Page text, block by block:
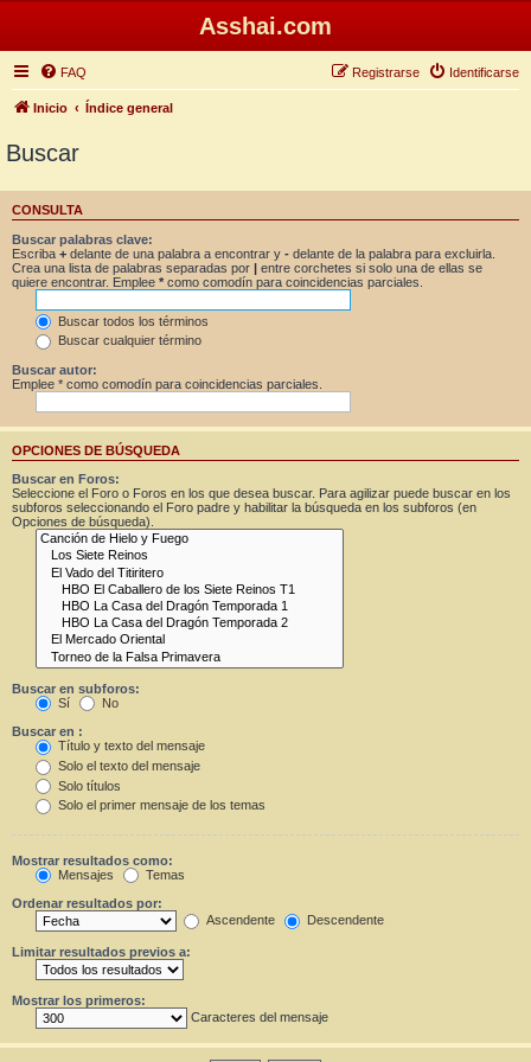
Asshai.com
FAQ Identificarse
Registrarse
Inicio Índice general
Buscar
CONSULTA
Buscar palabras clave:
Escriba + delante de una palabra a encontrar y - delante de la palabra para excluirla.
Crea una lista de palabras separadas por | entre corchetes si solo una de ellas se
quiere encontrar. Emplee * como comodín para coincidencias parciales.
Buscar todos los términos
Buscar cualquier término
Buscar autor:
Emplee * como comodín para coincidencias parciales.
OPCIONES DE BÚSQUEDA
Buscar en Foros:
Seleccione el Foro o Foros en los que desea buscar. Para agilizar puede buscar en los
subforos seleccionando el Foro padre y habilitar la búsqueda en los subforos (en
Opciones de búsqueda).
Buscar en subforos:
Sí
No
Buscar en :
Título y texto del mensaje
Solo el texto del mensaje
Solo títulos
Solo el primer mensaje de los temas
Mostrar resultados como:
Mensajes
Temas
Ordenar resultados por:
Ascendente
Descendente
Limitar resultados previos a:
Mostrar los primeros:
Caracteres del mensaje